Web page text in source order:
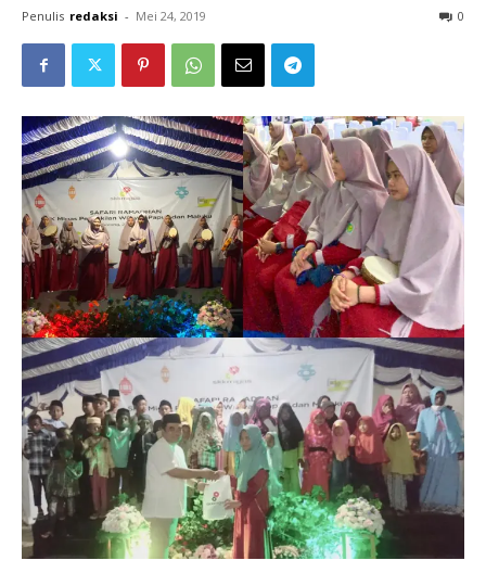
Penulis redaksi - Mei 24, 2019 0